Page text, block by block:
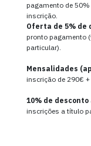
pagamento de
inscrição.
Oferta de 5% de
pronto pagamento
particular).
Mensalidades
inscrição de 290€
10% de desconto
inscrições a título